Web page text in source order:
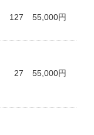
127 55,000円
27 55,000円